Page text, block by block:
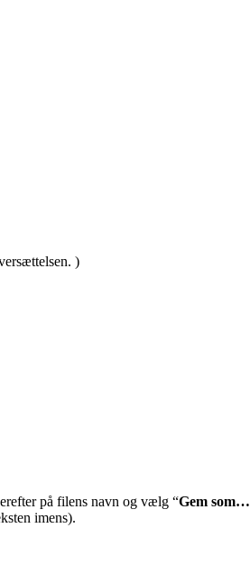
)
på filens navn og vælg “Gem som…
imens).